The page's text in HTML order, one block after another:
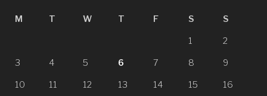
M T W T F S S
1 2
3 4 5 6 7 8 9
10 11 12 13 14 15 16